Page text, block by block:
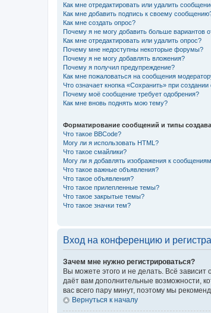
Как мне отредактировать или удалить
Как мне добавить подпись к своему
Как мне создать опрос?
Почему я не могу добавить больше вариантов
Как мне отредактировать или удалить опрос?
Почему мне недоступны некоторые форумы?
Почему я не могу добавлять вложения?
Почему я получил предупреждение?
Как мне пожаловаться на сообщения
Что означает кнопка «Сохранить» при
Почему моё сообщение требует одобрения?
Как мне вновь поднять мою тему?
Форматирование сообщений и типы
Что такое BBCode?
Могу ли я использовать HTML?
Что такое смайлики?
Могу ли я добавлять изображения к
Что такое важные объявления?
Что такое объявления?
Что такое прилепленные темы?
Что такое закрытые темы?
Что такое значки тем?
Вход на конференцию и
Зачем мне нужно регистрироваться?
Вы можете этого и не делать. Всё
даёт вам дополнительные возможности,
вас всего пару минут, поэтому мы
Вернуться к началу